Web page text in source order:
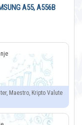
A55, A556B
Maestro, Kripto Valute